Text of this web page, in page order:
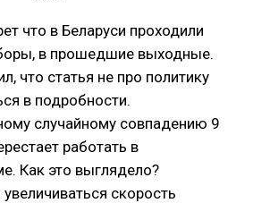
что в Беларуси проходили
в прошедшие выходные.
что статья не про политику
в подробности.
случайному совпадению 9
работать в
Как это выглядело?
скорость